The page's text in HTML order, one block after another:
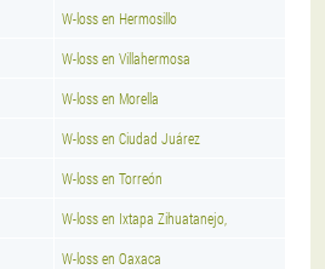
W-loss en Hermosillo
W-loss en Villahermosa
W-loss en Morella
W-loss en Ciudad Juárez
W-loss en Torreón
W-loss en Ixtapa Zihuatanejo,
W-loss en Oaxaca